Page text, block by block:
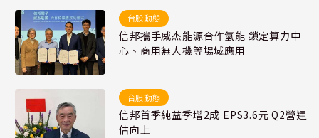
台股動態
信邦攜手威杰能源合作氫能 鎖定算力中
心、商用無人機等場域應用
台股動態
信邦首季純益季增2成 EPS3.6元 Q2營運
估向上